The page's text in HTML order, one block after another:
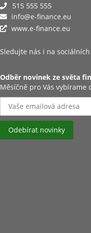
515 555 555
info@e-finance.eu
www.e-finance.eu
Sledujte nás i na
Odběr novinek ze světa
Měsíčně pro Vás vybírame